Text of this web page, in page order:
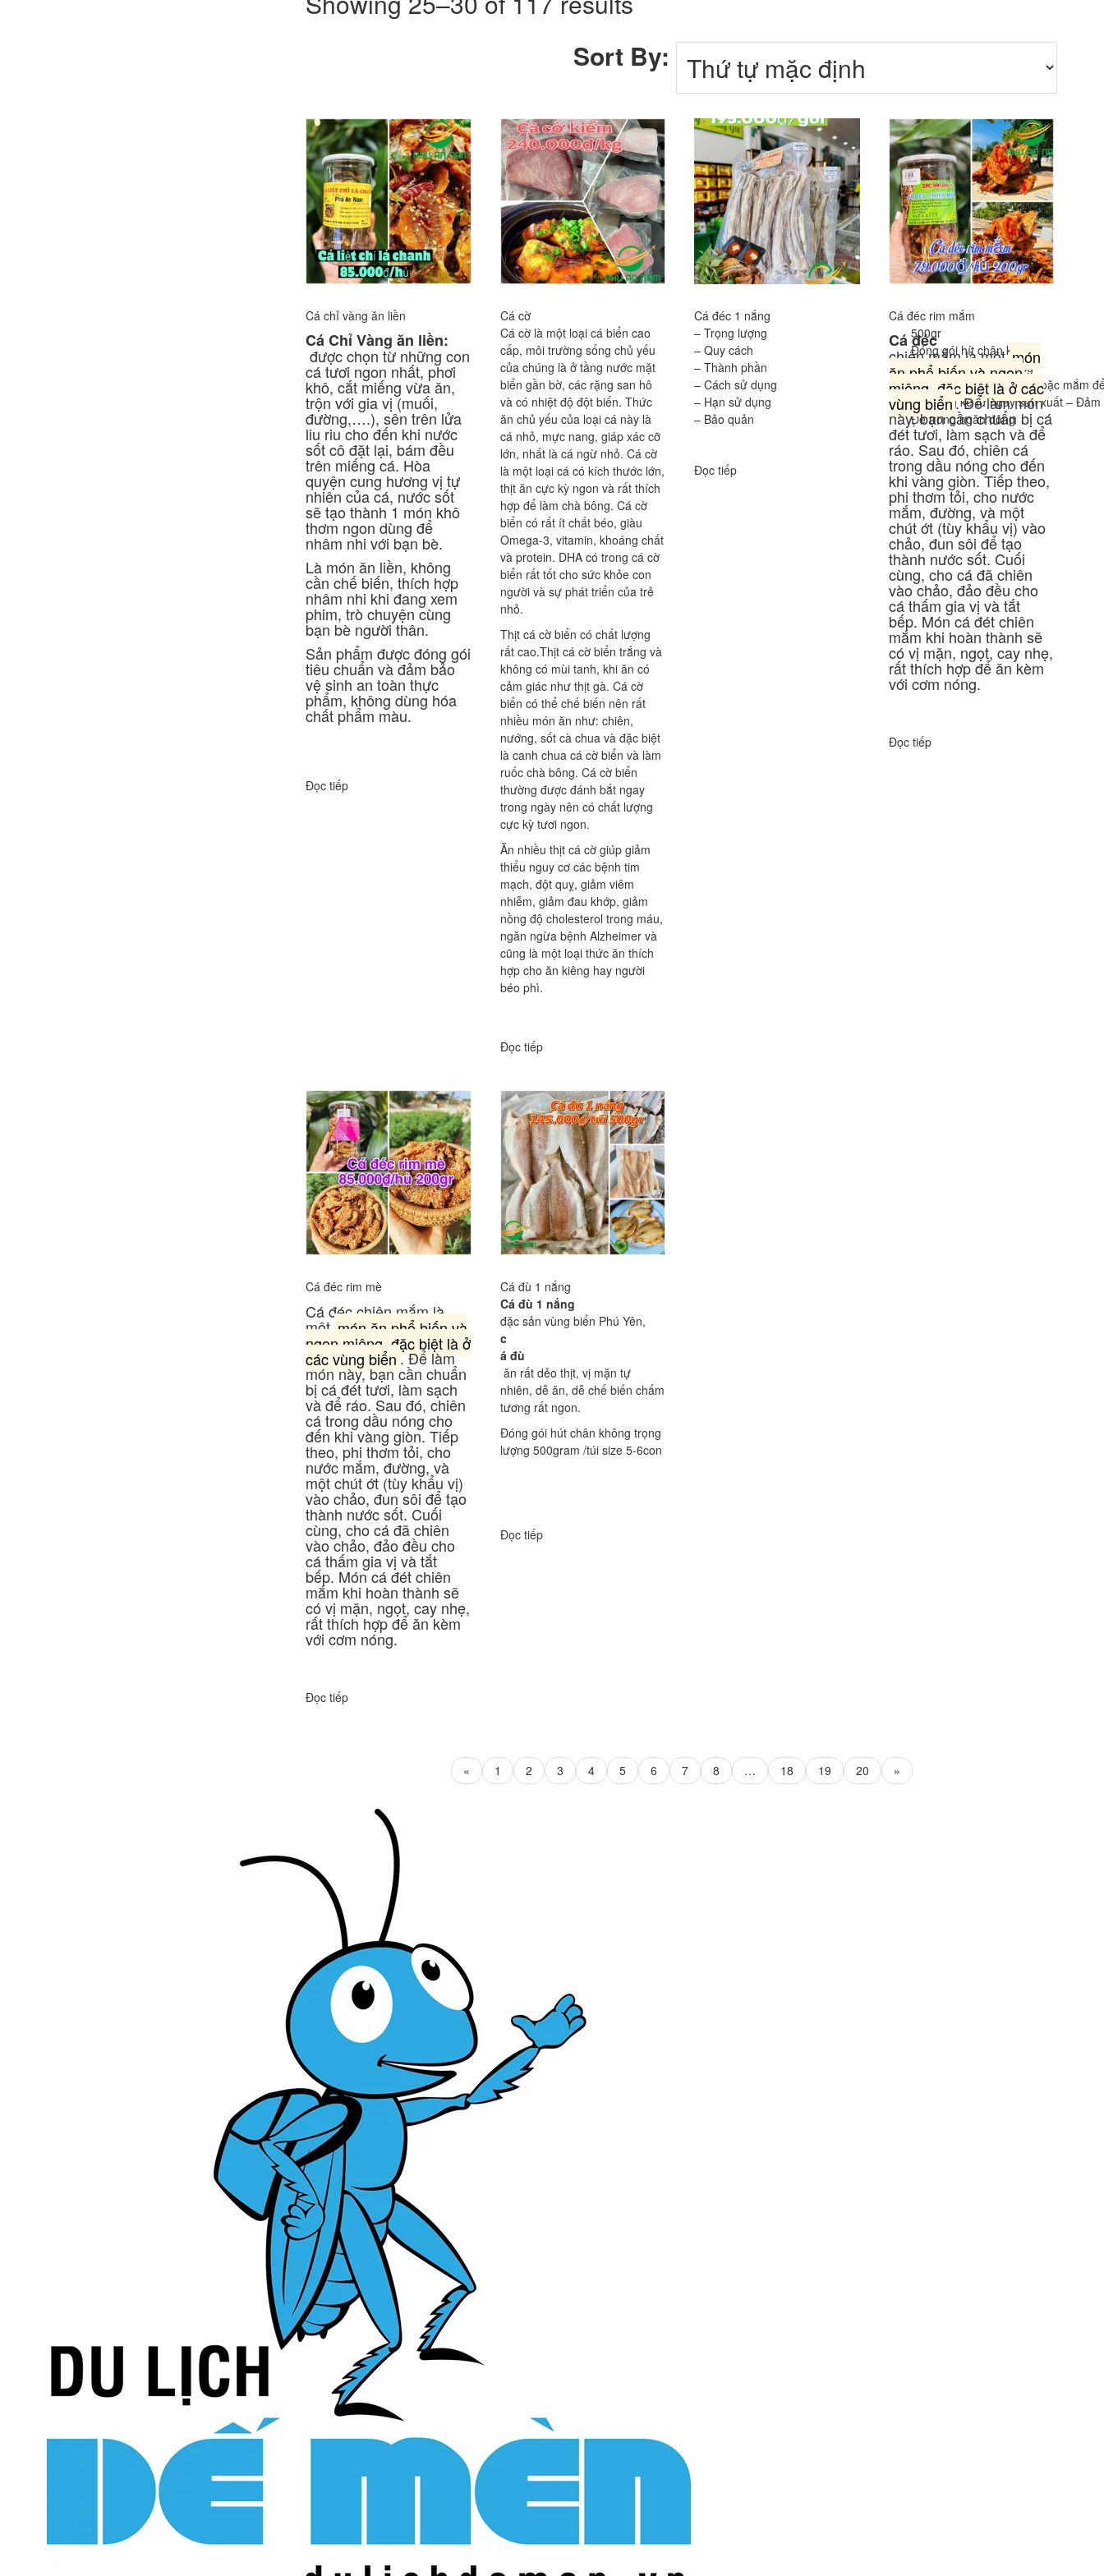
Sort By:
Cá chỉ vàng ăn liền
Cá Chỉ Vàng ăn liền:
được chọn từ những con
cá tươi ngon nhất, phơi
khô, cắt miếng vừa ăn,
trộn với gia vị (muối,
đường,….), sên trên lửa
liu riu cho đến khi nước
sốt cô đặt lại, bám đều
trên miếng cá. Hòa
quyện cung hương vị tự
nhiên của cá, nước sốt
sẽ tạo thành 1 món khô
thơm ngon dùng để
nhâm nhi với bạn bè.
Là món ăn liền, không
cần chế biến, thích hợp
nhâm nhi khi đang xem
phim, trò chuyện cùng
bạn bè người thân.
Sản phẩm được đóng gói
tiêu chuẩn và đảm bảo
vệ sinh an toàn thực
phẩm, không dùng hóa
chất phẩm màu.
Đọc tiếp
Cá cờ
Cá cờ là một loại cá biển cao
cấp, môi trường sống chủ yếu
của chúng là ở tầng nước mặt
biển gần bờ, các rặng san hô
và có nhiệt độ đột biến. Thức
ăn chủ yếu của loại cá này là
cá nhỏ, mực nang, giáp xác cỡ
lớn, nhất là cá ngừ nhỏ. Cá cờ
là một loại cá có kích thước lớn,
thịt ăn cực kỳ ngon và rất thích
hợp để làm chà bông. Cá cờ
biển có rất ít chất béo, giàu
Omega-3, vitamin, khoáng chất
và protein. DHA có trong cá cờ
biển rất tốt cho sức khỏe con
người và sự phát triển của trẻ
nhỏ.
Thịt cá cờ biển có chất lượng
rất cao.Thịt cá cờ biển trắng và
không có mùi tanh, khi ăn có
cảm giác như thịt gà. Cá cờ
biển có thể chế biến nên rất
nhiều món ăn như: chiên,
nướng, sốt cà chua và đặc biệt
là canh chua cá cờ biển và làm
ruốc chà bông. Cá cờ biển
thường được đánh bắt ngay
trong ngày nên có chất lượng
cực kỳ tươi ngon.
Ăn nhiều thịt cá cờ giúp giảm
thiểu nguy cơ các bệnh tim
mạch, đột quỵ, giảm viêm
nhiễm, giảm đau khớp, giảm
nồng độ cholesterol trong máu,
ngăn ngừa bệnh Alzheimer và
cũng là một loại thức ăn thích
hợp cho ăn kiêng hay người
béo phì.
Đọc tiếp
Cá đéc 1 nắng
– Trọng lượng
500gr
– Quy cách
Đóng gói hít chân không
– Thành phần
Cá đét tươi phơi 1 nắng
– Cách sử dụng
Nướng lên chấm tương hoặc mắm
– Hạn sử dụng
06 tháng kể từ ngày sản xuất –
– Bảo quản
Để trong ngăn đông
Đọc tiếp
Cá đéc rim mắm
Cá đéc
chiên mắm là mộtmón
ăn phổ biến và ngon
miệng, đặc biệt là ở các
vùng biển.Để làm món
này, bạn cần chuẩn bị cá
đét tươi, làm sạch và để
ráo. Sau đó, chiên cá
trong dầu nóng cho đến
khi vàng giòn.Tiếp theo,
phi thơm tỏi, cho nước
mắm, đường, và một
chút ớt (tùy khẩu vị) vào
chảo, đun sôi để tạo
thành nước sốt. Cuối
cùng, cho cá đã chiên
vào chảo, đảo đều cho
cá thấm gia vị và tắt
bếp. Món cá đét chiên
mắm khi hoàn thành sẽ
có vị mặn, ngọt, cay nhẹ,
rất thích hợp để ăn kèm
với cơm nóng.
Đọc tiếp
Cá đéc rim mè
Cá đéc chiên mắm là
mộtmón ăn phổ biến và
ngon miệng, đặc biệt là ở
các vùng biển.Để làm
món này, bạn cần chuẩn
bị cá đét tươi, làm sạch
và để ráo. Sau đó, chiên
cá trong dầu nóng cho
đến khi vàng giòn. Tiếp
theo, phi thơm tỏi, cho
nước mắm, đường, và
một chút ớt (tùy khẩu vị)
vào chảo, đun sôi để tạo
thành nước sốt. Cuối
cùng, cho cá đã chiên
vào chảo, đảo đều cho
cá thấm gia vị và tắt
bếp. Món cá đét chiên
mắm khi hoàn thành sẽ
có vị mặn, ngọt, cay nhẹ,
rất thích hợp để ăn kèm
với cơm nóng.
Đọc tiếp
Cá đù 1 nắng
Cá đù 1 nắng
đặc sản vùng biển Phú Yên,
c
á đù
ăn rất dẻo thịt, vị mặn tự
nhiên, dễ ăn, dễ chế biến chấm
tương rất ngon.
Đóng gói hút chân không trọng
lượng 500gram /túi size 5-6con
Đọc tiếp
« 1 2 3 4 5 6 7 8 … 18 19 20 »